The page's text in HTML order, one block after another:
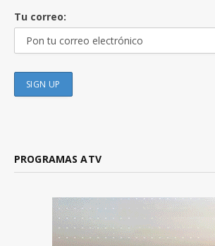
Tu correo:
PROGRAMAS ATV